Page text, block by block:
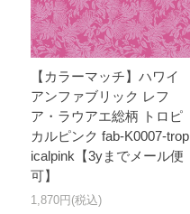
【カラーマッチ】ハワイ
アンファブリック レフ
ア・ラウアエ総柄 トロピ
カルピンク fab-K0007-trop
icalpink【3yまでメール便
可】
1,870円(税込)